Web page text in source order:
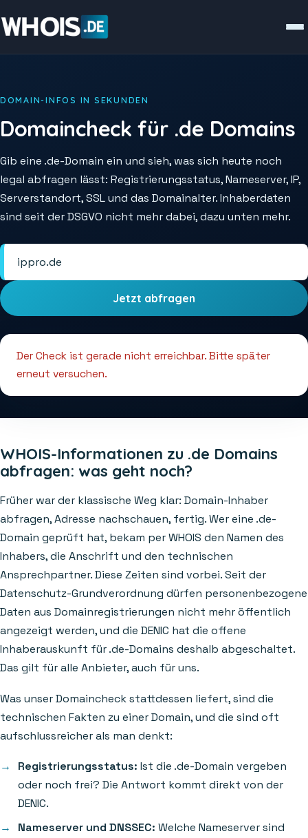
DOMAIN-INFOS IN SEKUNDEN
Domaincheck für .de Domains
Gib eine .de-Domain ein und sieh, was sich heute noch
legal abfragen lässt: Registrierungsstatus, Nameserver, IP,
Serverstandort, SSL und das Domainalter. Inhaberdaten
sind seit der DSGVO nicht mehr dabei, dazu unten mehr.
Jetzt abfragen
Der Check ist gerade nicht erreichbar. Bitte später
erneut versuchen.
WHOIS-Informationen zu .de Domains
abfragen: was geht noch?
Früher war der klassische Weg klar: Domain-Inhaber
abfragen, Adresse nachschauen, fertig. Wer eine .de-
Domain geprüft hat, bekam per WHOIS den Namen des
Inhabers, die Anschrift und den technischen
Ansprechpartner. Diese Zeiten sind vorbei. Seit der
Datenschutz-Grundverordnung dürfen personenbezogene
Daten aus Domainregistrierungen nicht mehr öffentlich
angezeigt werden, und die DENIC hat die offene
Inhaberauskunft für .de-Domains deshalb abgeschaltet.
Das gilt für alle Anbieter, auch für uns.
Was unser Domaincheck stattdessen liefert, sind die
technischen Fakten zu einer Domain, und die sind oft
aufschlussreicher als man denkt:
Registrierungsstatus: Ist die .de-Domain vergeben
oder noch frei? Die Antwort kommt direkt von der
DENIC.
Nameserver und DNSSEC: Welche Nameserver sind